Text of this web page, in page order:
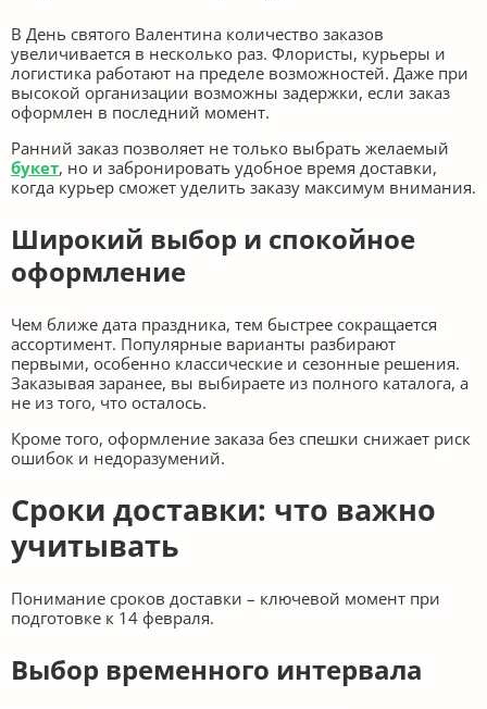
В День святого Валентина количество заказов
увеличивается в несколько раз. Флористы, курьеры и
логистика работают на пределе возможностей. Даже при
высокой организации возможны задержки, если заказ
оформлен в последний момент.
Ранний заказ позволяет не только выбрать желаемый
букет, но и забронировать удобное время доставки,
когда курьер сможет уделить заказу максимум внимания.
Широкий выбор и спокойное
оформление
Чем ближе дата праздника, тем быстрее сокращается
ассортимент. Популярные варианты разбирают
первыми, особенно классические и сезонные решения.
Заказывая заранее, вы выбираете из полного каталога, а
не из того, что осталось.
Кроме того, оформление заказа без спешки снижает риск
ошибок и недоразумений.
Сроки доставки: что важно
учитывать
Понимание сроков доставки – ключевой момент при
подготовке к 14 февраля.
Выбор временного интервала